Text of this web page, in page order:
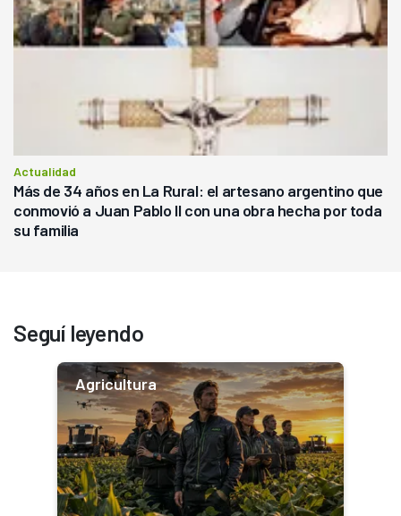
Actualidad
Más de 34 años en La Rural: el artesano argentino que
conmovió a Juan Pablo II con una obra hecha por toda
su familia
Seguí leyendo
Agricultura